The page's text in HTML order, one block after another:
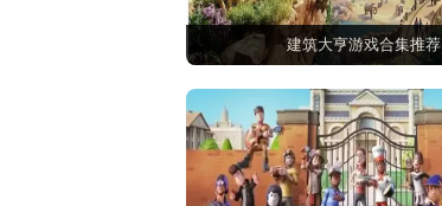
建筑大亨游戏合集推荐